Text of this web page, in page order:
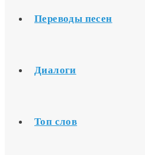
Переводы песен
Диалоги
Топ слов